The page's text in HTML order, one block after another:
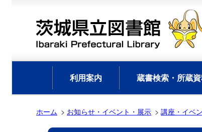
利用案内 蔵書検索・所蔵
ホーム お知らせ・イベント・展示 講座・イベ